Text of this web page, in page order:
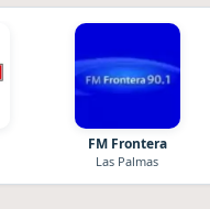
FM Frontera
Las Palmas